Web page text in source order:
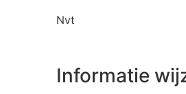
Nvt
Informatie